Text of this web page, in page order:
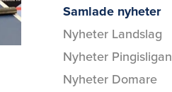
Samlade nyheter
Nyheter Landslag
Nyheter Pingisligan
Nyheter Domare